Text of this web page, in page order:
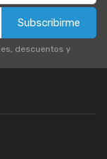
Subscribirme
descuentos y